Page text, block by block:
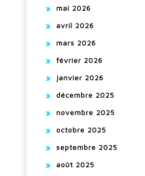
mai 2026
avril 2026
mars 2026
février 2026
janvier 2026
décembre 2025
novembre 2025
octobre 2025
septembre 2025
août 2025